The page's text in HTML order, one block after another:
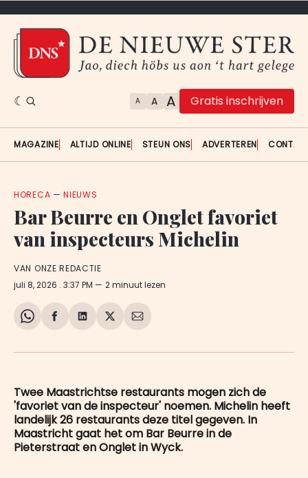
A A A Gratis inschrijven
MAGAZINE ALTIJD ONLINE STEUN ONS ADVERTEREN
HORECA —NIEUWS
Bar Beurre en Onglet favoriet
van inspecteurs Michelin
VAN ONZE REDACTIE
juli 8, 2026 . 3:37 PM 2 minuut lezen
Share
WhatsApp
Delen
Facebook
Delen
LinkedIn
Share
X
Deel
E-
Twee Maastrichtse restaurants mogen zich de
'favoriet van de inspecteur' noemen. Michelin heeft
landelijk 26 restaurants deze titel gegeven. In
Maastricht gaat het om Bar Beurre in de
Pieterstraat en Onglet in Wyck.